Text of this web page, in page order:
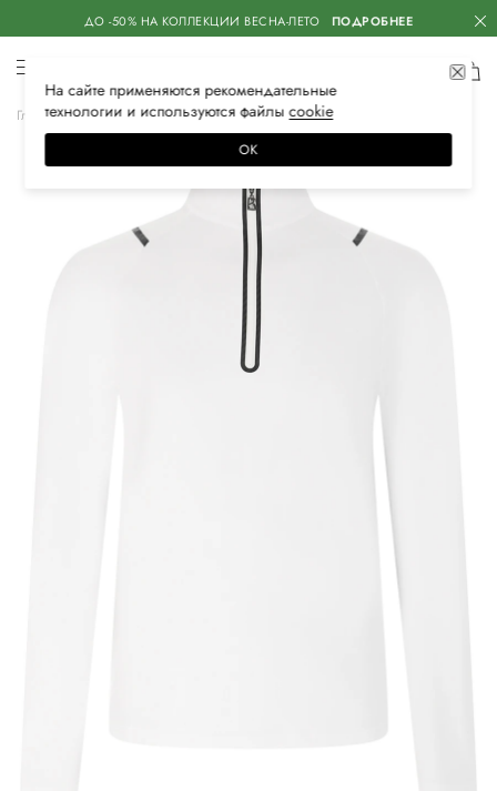
ДО -50% НА КОЛЛЕКЦИИ ВЕСНА-ЛЕТО ПОДРОБНЕЕ
Главная Мужская Одежда Спортивная одежда
На сайте применяются рекомендательные
технологии и используются файлысооkiе
ОК